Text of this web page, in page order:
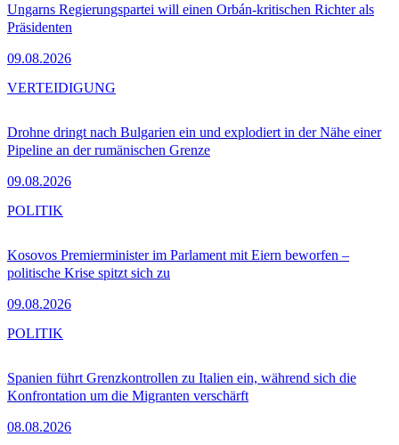
Ungarns Regierungspartei will einen Orbán-kritischen Richter als
Präsidenten
09.08.2026
Drohne dringt nach Bulgarien ein und explodiert in der Nähe einer
Pipeline an der rumänischen Grenze
09.08.2026
VERTEIDIGUNG
Kosovos Premierminister im Parlament mit Eiern beworfen –
politische Krise spitzt sich zu
09.08.2026
POLITIK
Spanien führt Grenzkontrollen zu Italien ein, während sich die
Konfrontation um die Migranten verschärft
08.08.2026
POLITIK